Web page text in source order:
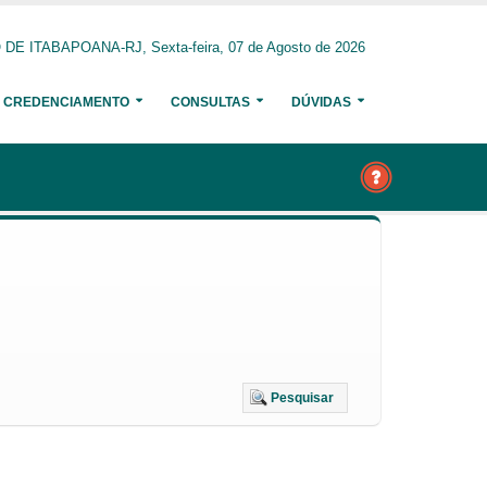
DE ITABAPOANA-RJ, Sexta-feira, 07 de Agosto de 2026
CREDENCIAMENTO CONSULTAS DÚVIDAS
Pesquisar